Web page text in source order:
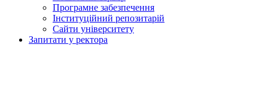
Програмне забезпечення
Інституційний репозитарій
Сайти університету
Запитати у ректора